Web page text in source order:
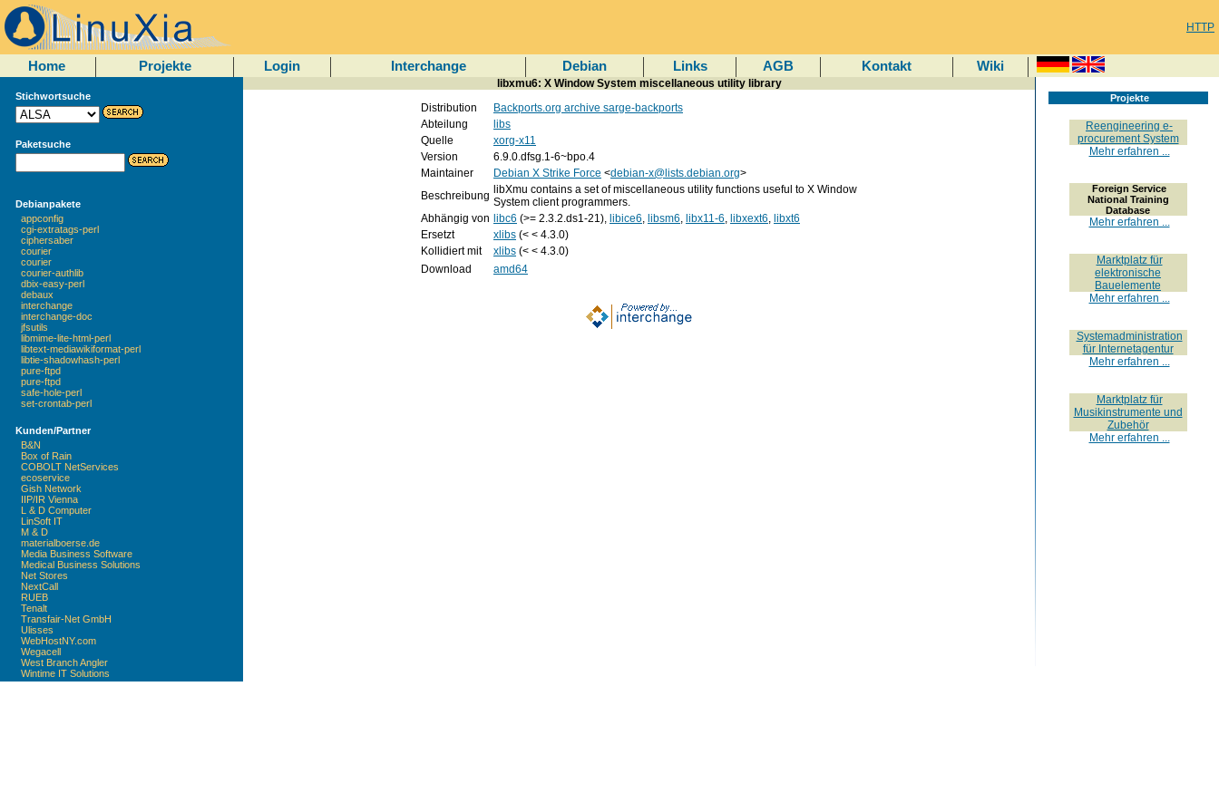
HTTP
Home Projekte Login Interchange Debian Links AGB Kontakt Wiki
Stichwortsuche
Paketsuche
Debianpakete
appconfig
cgi-extratags-perl
ciphersaber
courier
courier
courier-authlib
dbix-easy-perl
debaux
interchange
interchange-doc
jfsutils
libmime-lite-html-perl
libtext-mediawikiformat-perl
libtie-shadowhash-perl
pure-ftpd
pure-ftpd
safe-hole-perl
set-crontab-perl
Kunden/Partner
B&N
Box of Rain
COBOLT NetServices
ecoservice
Gish Network
IIP/IR Vienna
L & D Computer
LinSoft IT
M & D
materialboerse.de
Media Business Software
Medical Business Solutions
Net Stores
NextCall
RUEB
Tenalt
Transfair-Net GmbH
Ulisses
WebHostNY.com
Wegacell
West Branch Angler
Wintime IT Solutions
libxmu6: X Window System miscellaneous utility library
Distribution
Backports.org archive sarge-backports
Abteilung
libs
Quelle
xorg-x11
Version
6.9.0.dfsg.1-6~bpo.4
Maintainer
Debian X Strike Force <debian-x@lists.debian.org>
Beschreibung libXmu contains a set of miscellaneous utility functions useful to X Window
System client programmers.
Abhängig von libc6 (>= 2.3.2.ds1-21), libice6, libsm6, libx11-6, libxext6, libxt6
Ersetzt
xlibs (< < 4.3.0)
Kollidiert mit
xlibs (< < 4.3.0)
Download
amd64
Projekte
Reengineering e-
procurement System
Mehr erfahren ...
Foreign Service
National Training
Database
Mehr erfahren ...
Marktplatz für
elektronische
Bauelemente
Mehr erfahren ...
Systemadministration
für Internetagentur
Mehr erfahren ...
Marktplatz für
Musikinstrumente und
Zubehör
Mehr erfahren ...